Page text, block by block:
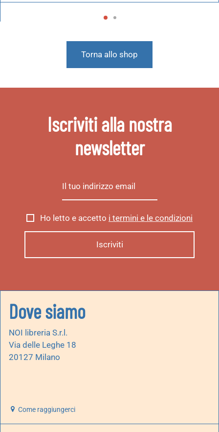
Torna allo shop
Iscriviti alla nostra
newsletter
Ho letto e accetto i termini e le condizioni
Dove siamo
NOI libreria S.r.l.
Via delle Leghe 18
20127 Milano
Come raggiungerci